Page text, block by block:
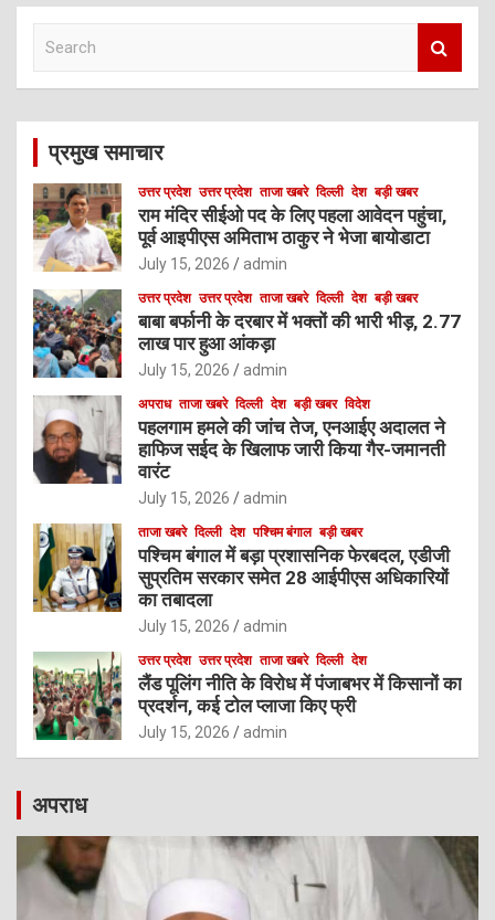
c
प्रमुख समाचार
उत्तर प्रदेश उत्तर प्रदेश ताजा खबरे दिल्ली देश बड़ी खबर
राम मंदिर सीईओ पद के लिए पहला आवेदन पहुंचा,
पूर्व आइपीएस अमिताभ ठाकुर ने भेजा बायोडाटा
July 15, 2026 admin
उत्तर प्रदेश उत्तर प्रदेश ताजा खबरे दिल्ली देश बड़ी खबर
बाबा बर्फानी के दरबार में भक्तों की भारी भीड़, 2.77
लाख पार हुआ आंकड़ा
July 15, 2026 admin
अपराध ताजा खबरे दिल्ली देश बड़ी खबर विदेश
पहलगाम हमले की जांच तेज, एनआईए अदालत ने
हाफिज सईद के खिलाफ जारी किया गैर-जमानती
वारंट
July 15, 2026 admin
ताजा खबरे दिल्ली देश पश्चिम बंगाल बड़ी खबर
पश्चिम बंगाल में बड़ा प्रशासनिक फेरबदल, एडीजी
सुप्रतिम सरकार समेत 28 आईपीएस अधिकारियों
का तबादला
July 15, 2026 admin
उत्तर प्रदेश उत्तर प्रदेश ताजा खबरे दिल्ली देश
लैंड पूलिंग नीति के विरोध में पंजाबभर में किसानों का
प्रदर्शन, कई टोल प्लाजा किए फ्री
July 15, 2026 admin
अपराध